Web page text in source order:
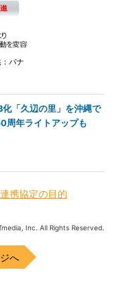
パナ
「久辺の里」を沖縄で
周年ライトアップも
携協定の目的
Inc. All Rights Reserved.
へ